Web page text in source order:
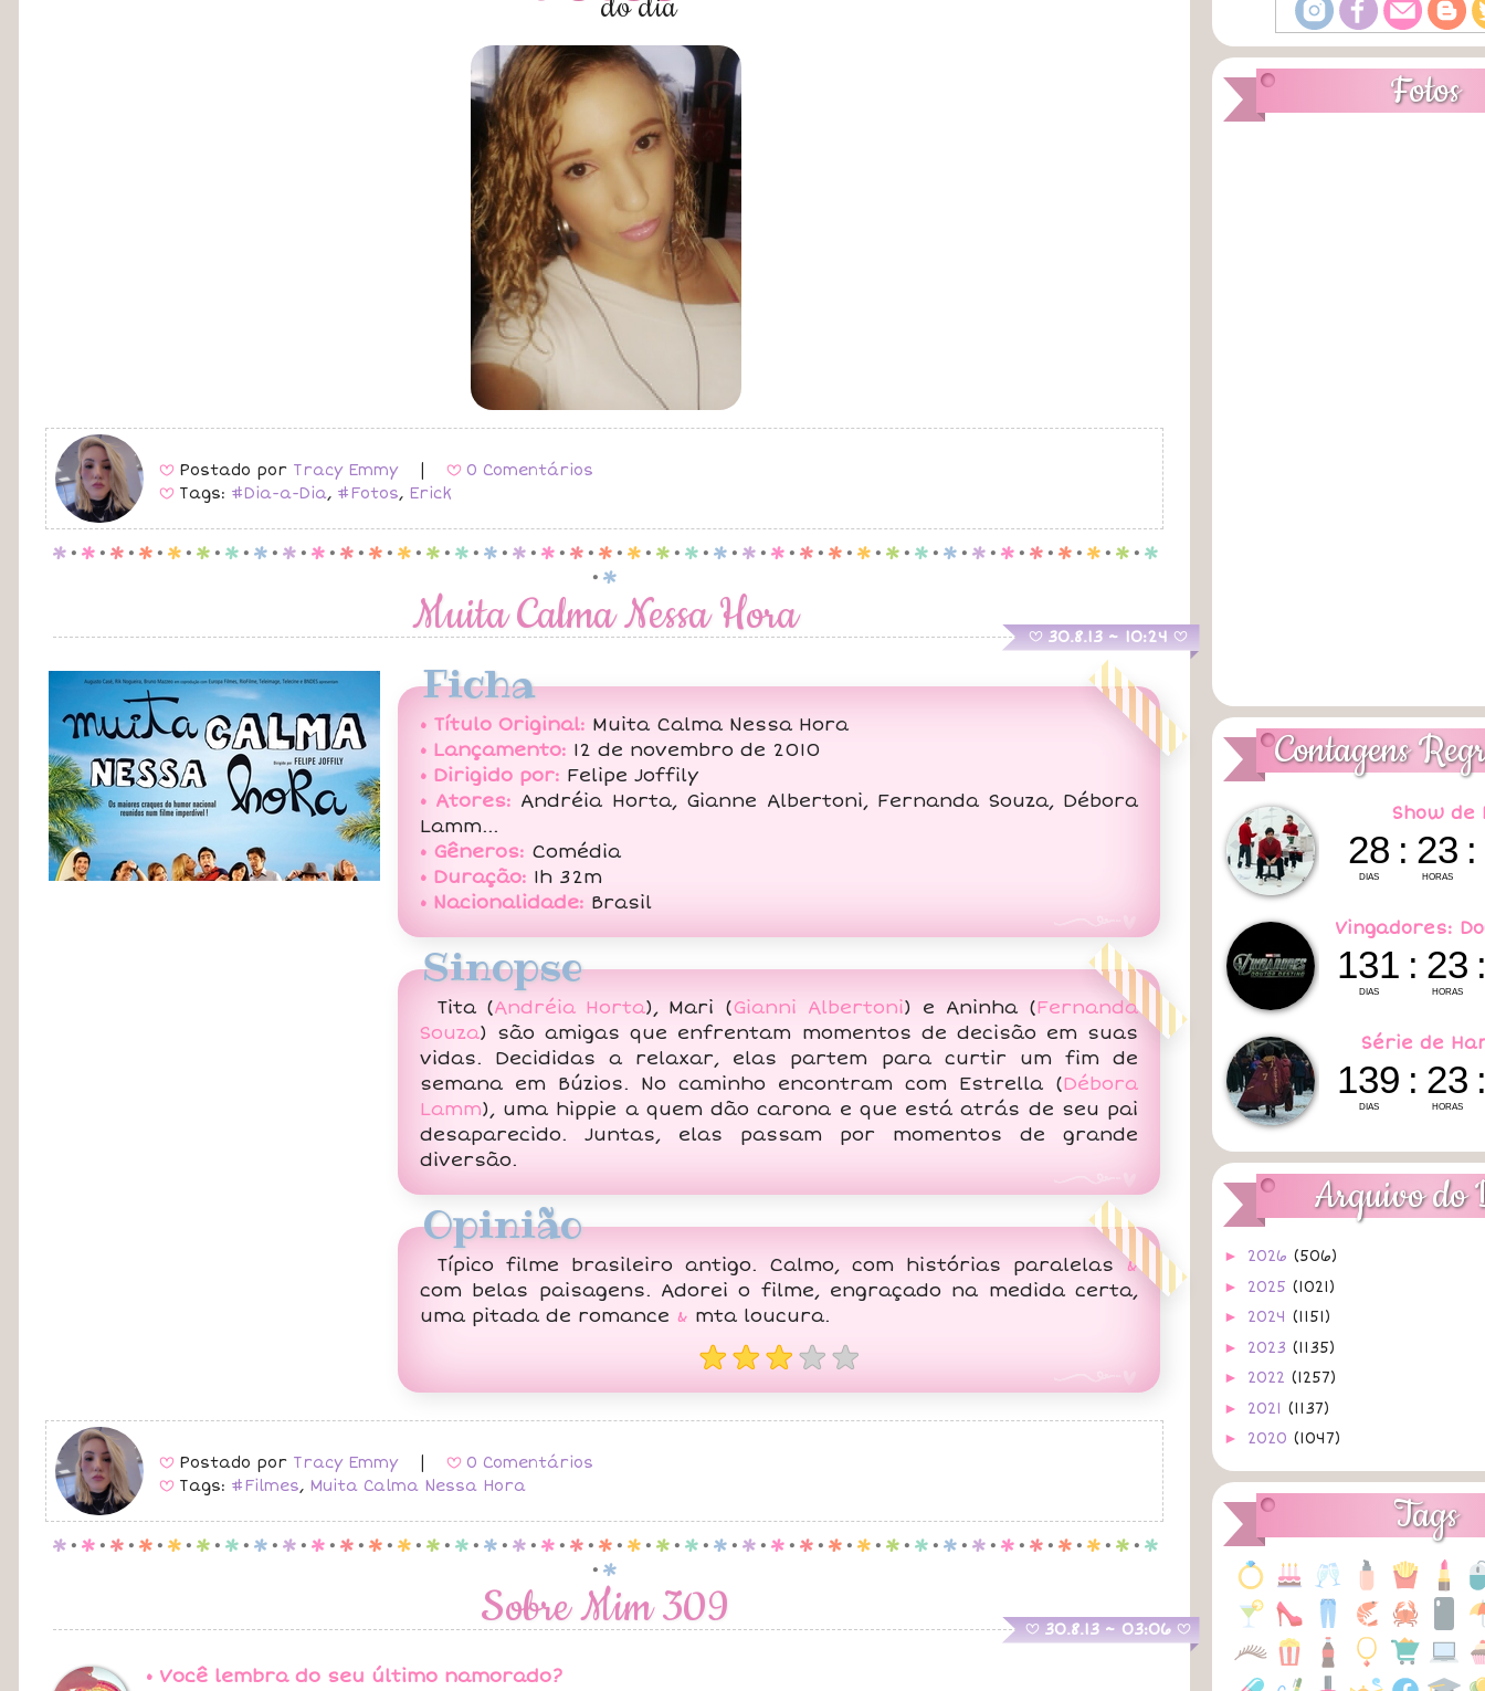
B Postado por Tracy Emmy B 0 Comentários
B Tags: #Dia-a-Dia, #Fotos, Erick
p . p . p . p . p . p . p . p . p . p . p . p . p . p . p . p . p . p . p . p . p . p . p . p . p . p . p . p . p . p . p . p . p . p . p . p . p . p . p
. p
Muita Calma Nessa Hora B 30.8.13 ~ 10:24 B
Ficha
• Título Original: Muita Calma Nessa Hora
• Lançamento: 12 de novembro de 2010
• Dirigido por: Felipe Joffily
• Atores: Andréia Horta, Gianne Albertoni, Fernanda Souza, Débora
Lamm...
• Gêneros: Comédia
• Duração: 1h 32m
• Nacionalidade: Brasil
Sinopse
Tita (Andréia Horta), Mari (Gianni Albertoni) e Aninha (Fernanda
Souza) são amigas que enfrentam momentos de decisão em suas
vidas. Decididas a relaxar, elas partem para curtir um fim de
semana em Búzios. No caminho encontram com Estrella (Débora
Lamm), uma hippie a quem dão carona e que está atrás de seu pai
desaparecido. Juntas, elas passam por momentos de grande
diversão.
Opinião
Típico filme brasileiro antigo. Calmo, com histórias paralelas &
com belas paisagens. Adorei o filme, engraçado na medida certa,
uma pitada de romance & mta loucura.
★★★★★
B Postado por Tracy Emmy B 0 Comentários
B Tags: #Filmes, Muita Calma Nessa Hora
p . p . p . p . p . p . p . p . p . p . p . p . p . p . p . p . p . p . p . p . p . p . p . p . p . p . p . p . p . p . p . p . p . p . p . p . p . p . p
. p
Sobre Mim 309 B 30.8.13 ~ 03:06 B
• Você lembra do seu último namorado?
Fotos
Contagens
Show de
Vingadores:
Série de
Arquivo do
► 2026 (506)
► 2025 (1021)
► 2024 (1151)
► 2023 (1135)
► 2022 (1257)
► 2021 (1137)
► 2020 (1047)
►2019(1064)
►2018(1008)
►
►2016(487)
►2015(424)
►2014(403)
▼2013(869)
► dezembro (36)
Tags